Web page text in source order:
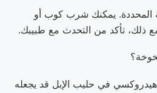
المحددة. يمكنك شرب كوب أو
ذلك، تأكد من التحدث مع طبيبك.
في حليب الإبل قد يجعله